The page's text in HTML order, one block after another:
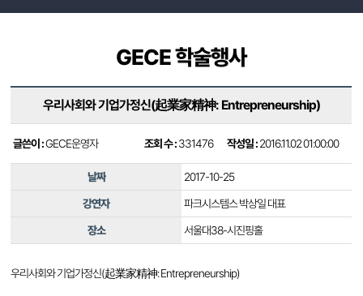
GECE 학술행사
우리사회와 기업가정신(起業家精神: Entrepreneurship)
글쓴이 :GECE운영자 조회 수 :331476 작성일 :2016.11.02 01:00:00
날짜 2017-10-25
강연자 파크시스템스 박상일 대표
장소 서울대38-시진핑홀
우리사회와 기업가정신(起業家精神: Entrepreneurship)